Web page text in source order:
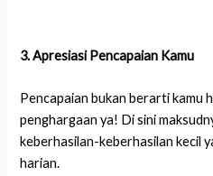
3. Apresiasi Pencapaian Kamu
Pencapaian bukan berarti kamu
penghargaan ya! Di sini
keberhasilan-keberhasilan kecil
harian.